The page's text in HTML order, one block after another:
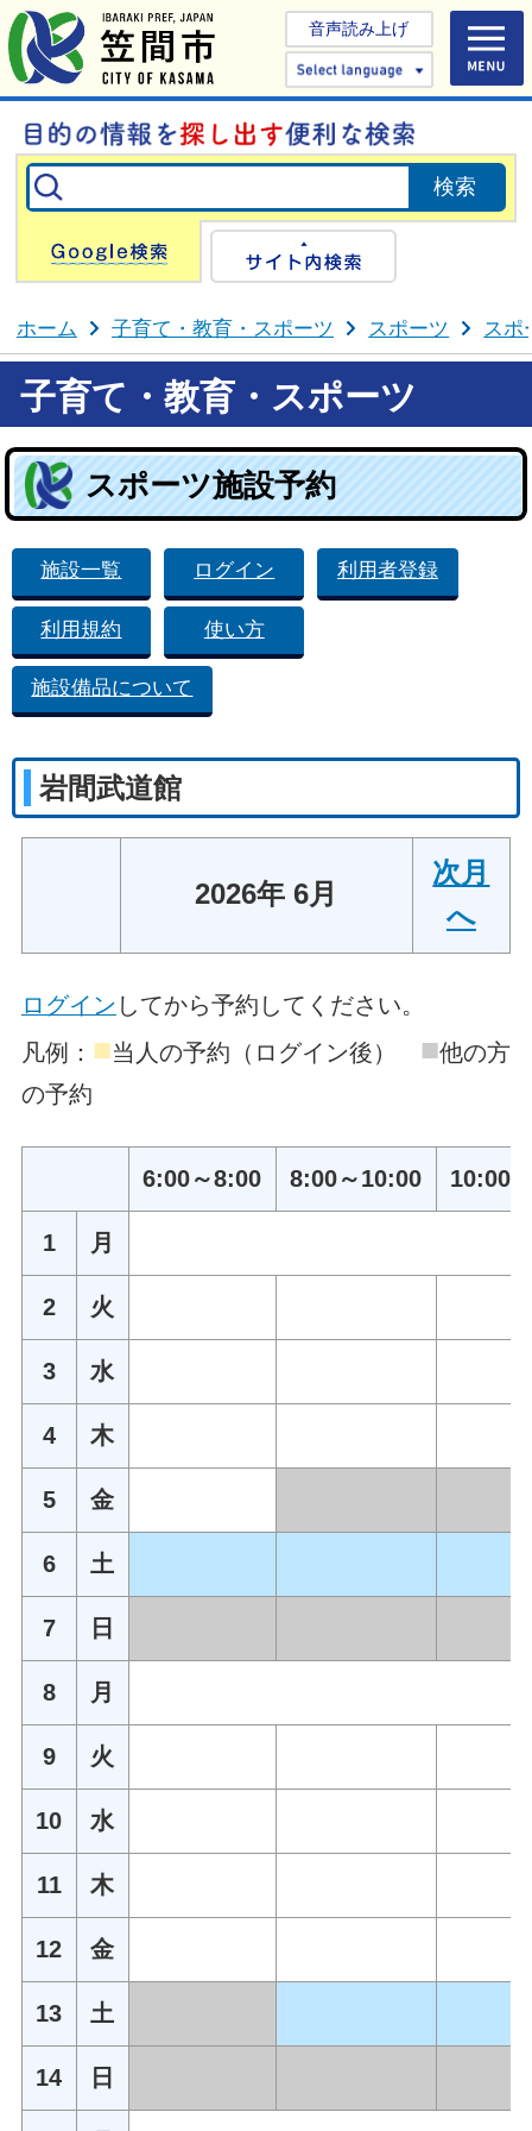
音声読み上げ
Select
Google検索
ホーム 子育て・教育・スポーツ スポーツ スポ
子育て・教育・スポーツ
スポーツ施設予約
施設一覧 ログイン 利用者登録
利用規約 使い方
施設備品について
岩間武道館
2026年 6月
次月
へ
ログイン してから予約してください。
凡例： ■当人の予約（ログイン後） ■他の方
の予約
6:00～8:00 8:00～10:00 10:00
1 月
2 火
3 水
4 木
5 金
6 土
7 日
8 月
9 火
10 水
11 木
12 金
13 土
14 日